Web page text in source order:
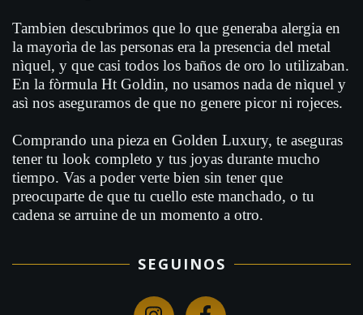
Tambien descubrimos que lo que generaba alergia en
la mayorìa de las personas era la presencia del metal
nìquel, y que casi todos los baños de oro lo utilizaban.
En la fòrmula Ht Goldin, no usamos nada de nìquel y
asì nos aseguramos de que no genere picor ni rojeces.
Comprando una pieza en Golden Luxury, te aseguras
tener tu look completo y tus joyas durante mucho
tiempo. Vas a poder verte bien sin tener que
preocuparte de que tu cuello este manchado, o tu
cadena se arruine de un momento a otro.
SEGUINOS